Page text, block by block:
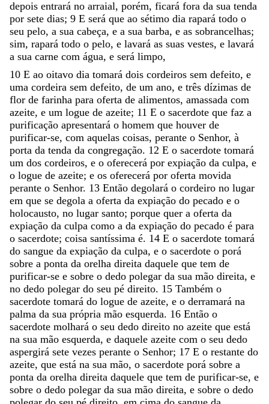
depois entrará no arraial, porém, ficará fora da sua tenda
por sete dias; 9 E será que ao sétimo dia rapará todo o
seu pelo, a sua cabeça, e a sua barba, e as sobrancelhas;
sim, rapará todo o pelo, e lavará as suas vestes, e lavará
a sua carne com água, e será limpo,
10 E ao oitavo dia tomará dois cordeiros sem defeito, e
uma cordeira sem defeito, de um ano, e três dízimas de
flor de farinha para oferta de alimentos, amassada com
azeite, e um logue de azeite; 11 E o sacerdote que faz a
purificação apresentará o homem que houver de
purificar-se, com aquelas coisas, perante o Senhor, à
porta da tenda da congregação. 12 E o sacerdote tomará
um dos cordeiros, e o oferecerá por expiação da culpa, e
o logue de azeite; e os oferecerá por oferta movida
perante o Senhor. 13 Então degolará o cordeiro no lugar
em que se degola a oferta da expiação do pecado e o
holocausto, no lugar santo; porque quer a oferta da
expiação da culpa como a da expiação do pecado é para
o sacerdote; coisa santíssima é. 14 E o sacerdote tomará
do sangue da expiação da culpa, e o sacerdote o porá
sobre a ponta da orelha direita daquele que tem de
purificar-se e sobre o dedo polegar da sua mão direita, e
no dedo polegar do seu pé direito. 15 Também o
sacerdote tomará do logue de azeite, e o derramará na
palma da sua própria mão esquerda. 16 Então o
sacerdote molhará o seu dedo direito no azeite que está
na sua mão esquerda, e daquele azeite com o seu dedo
aspergirá sete vezes perante o Senhor; 17 E o restante do
azeite, que está na sua mão, o sacerdote porá sobre a
ponta da orelha direita daquele que tem de purificar-se, e
sobre o dedo polegar da sua mão direita, e sobre o dedo